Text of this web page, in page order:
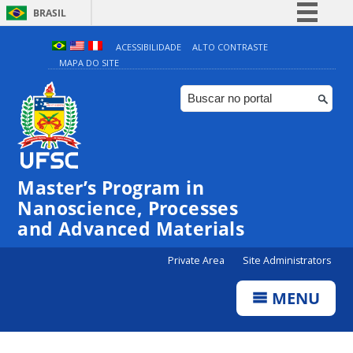
BRASIL
Simplifique!
Comunica BR
Participe
ACESSIBILIDADE
ALTO CONTRASTE
MAPA DO SITE
Master’s Program in
Nanoscience, Processes
and Advanced Materials
Private Area Site Administrators
MENU
00:00
01:00